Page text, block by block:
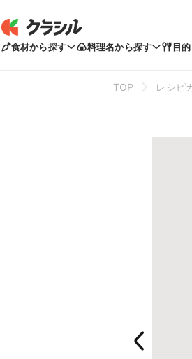
食材から探す 料理名から探す 目
TOP レシピ